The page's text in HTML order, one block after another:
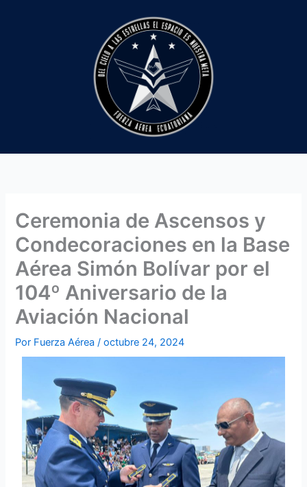
Ceremonia de Ascensos y
Condecoraciones en la Base
Aérea Simón Bolívar por el
104º Aniversario de la
Aviación Nacional
Por Fuerza Aérea/octubre 24, 2024